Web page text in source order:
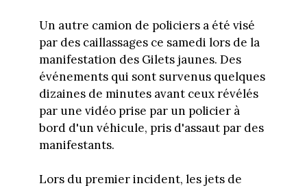
Un autre camion de policiers a été visé
par des caillassages ce samedi lors de la
manifestation des Gilets jaunes. Des
événements qui sont survenus quelques
dizaines de minutes avant ceux révélés
par une vidéo prise par un policier à
bord d'un véhicule, pris d'assaut par des
manifestants.
Lors du premier incident, les jets de